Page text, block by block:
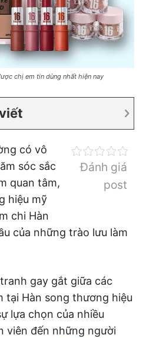
chị em tin dùng nhất hiện nay
Đánh giá
post
có vô
sóc sắc
quan tâm,
hiệu mỹ
chi Hàn
của những trào lưu làm
gay gắt giữa các
tại Hàn song thương hiệu
lựa chọn của nhiều
viên đến những người